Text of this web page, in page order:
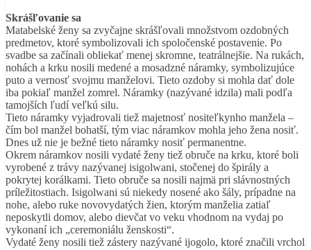
Skrášľovanie sa
Matabelské ženy sa zvyčajne skrášľovali množstvom ozdobných
predmetov, ktoré symbolizovali ich spoločenské postavenie. Po
svadbe sa začínali obliekať menej skromne, teatrálnejšie. Na rukách,
nohách a krku nosili medené a mosadzné náramky, symbolizujúce
puto a vernosť svojmu manželovi. Tieto ozdoby si mohla dať dole
iba pokiaľ manžel zomrel. Náramky (nazývané idzila) mali podľa
tamojších ľudí veľkú silu.
Tieto náramky vyjadrovali tiež majetnosť nositeľkynho manžela –
čím bol manžel bohatší, tým viac náramkov mohla jeho žena nosiť.
Dnes už nie je bežné tieto náramky nosiť permanentne.
Okrem náramkov nosili vydaté ženy tiež obruče na krku, ktoré boli
vyrobené z trávy nazývanej isigolwani, stočenej do špirály a
pokrytej korálkami. Tieto obruče sa nosili najmä pri slávnostných
príležitostiach. Isigolwani sú niekedy nosené ako šály, prípadne na
nohe, alebo ruke novovydatých žien, ktorým manželia zatiaľ
neposkytli domov, alebo dievčat vo veku vhodnom na vydaj po
vykonaní ich „ceremoniálu ženskosti“.
Vydaté ženy nosili tiež zástery nazývané ijogolo, ktoré značili vrchol